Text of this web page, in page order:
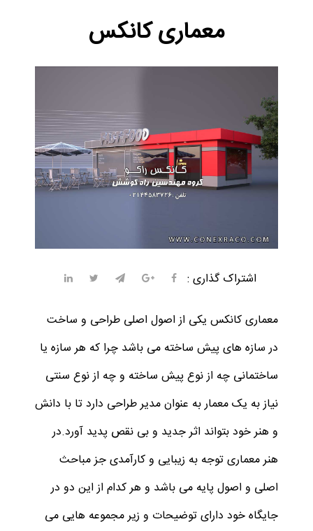
معماری کانکس
اشتراک گذاری :
معماری کانکس یکی از اصول اصلی طراحی و ساخت
در سازه های پیش ساخته می باشد چرا که هر سازه یا
ساختمانی چه از نوع پیش ساخته و چه از نوع سنتی
نیاز به یک معمار به عنوان مدیر طراحی دارد تا با دانش
و هنر خود بتواند اثر جدید و بی نقص پدید آورد.در
هنر معماری توجه به زیبایی و کارآمدی جز مباحث
اصلی و اصول پایه می باشد و هر کدام از این دو در
جایگاه خود دارای توضیحات و زیر مجموعه هایی می